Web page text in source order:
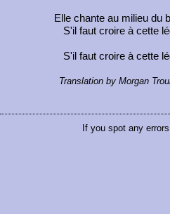
Elle chante au milieu du
S'il faut croire à cette
S'il faut croire à cette
Translation by Morgan
If you spot any